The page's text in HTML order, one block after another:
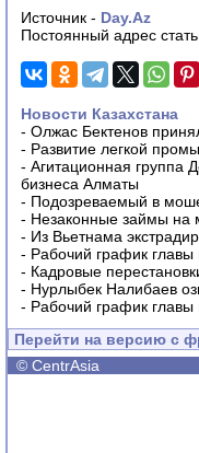
Источник - Day.Az
Постоянный адрес
Новости Казахстана
- Олжас Бектенов
- Развитие легкой
- Агитационная группа
бизнеса Алматы
- Подозреваемый в
- Незаконные займы на
- Из Вьетнама
- Рабочий график главы
- Кадровые
- Нурлыбек Налибаев
- Рабочий график главы
Перейти на версию с
© CentrAsia